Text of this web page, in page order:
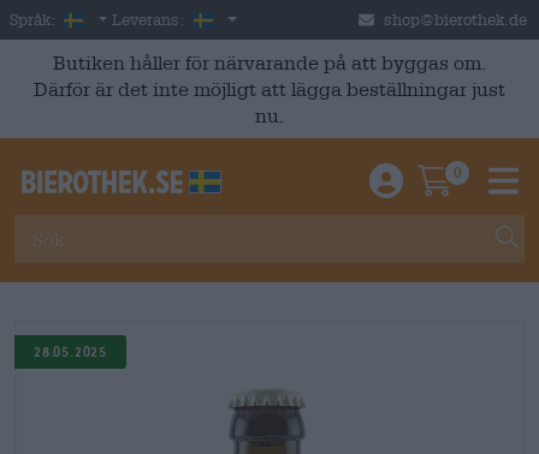
Skip to main content
Språk: Swedish
Leverans: Sverige shop@bierothek.de
Butiken håller för närvarande på att byggas om.
Därför är det inte möjligt att lägga beställningar just
nu.
Einloggen /
0
28.05.2025